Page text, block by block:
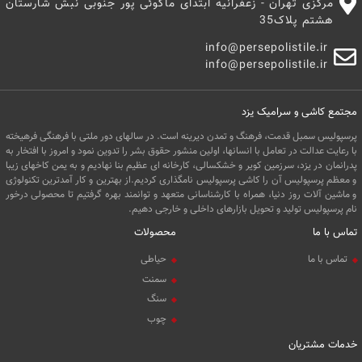
مرکزی تهران - زعفرانیه ابتدای ماکوئی پور جنوبی نبش شارستان
هشتم پلاک35
info@persepolistile.ir
info@persepolistile.ir
مجتمع کاشی و سرامیک یزد
پرسپولیس سمبل قدمت، فرهنگ و تمدن دیرینه است. در سالهای دور ملتی با فرهنگی فرهیخته
با رعایت عدالت در تعامل با انسانها، اولین منشور حقوق بشر را تدوین نمود و امروز با افتخار به
پدرانمان در یزد، سرزمین کویر و خشکسالی، کارخانه ای عظیم بنا نهادیم و به یمن کاخهای زیبا
و معظم پرسپولیس آن را کاشی پرسپولیس نامگذاری کردیم.از بهترین و کار آمدترین تکنولوژی
و ماشین آلات روز دنیا، همراه با کارشناسانی متعهد و توانمند بهره گرفتیم تا محصولی درخور
نام پرسپولیس تولید و تحویل بازارهای داخلی و خارجی دهیم.
تماس با ما
تماس با ما
محصولات
حیاطی
سمنت
سنگ
چوب
خدمات مشتریان